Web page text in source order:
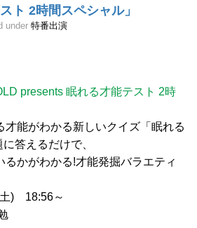
ト 2時間スペシャル」
under 特番出演
presents 眠れる才能テスト 2時
才能がわかる新しいクイズ「眠れる
答えるだけで、
るかがわかる!才能発掘バラエティ
) 18:56～